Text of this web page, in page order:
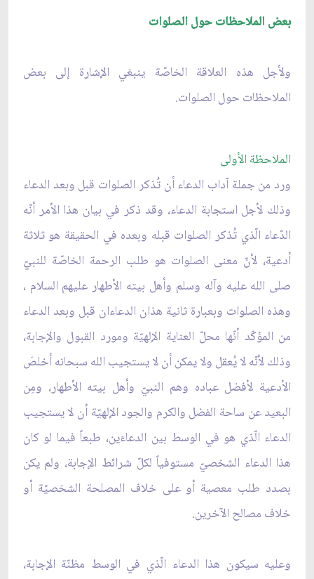
بعض الملاحظات حول الصلوات
ولأجل هذه العلاقة الخاصّة ينبغي الإشارة إلى بعض
الملاحظات حول الصلوات.
الملاحظة الأولى
ورد من جملة آداب الدعاء أن تُذكر الصلوات قبل وبعد الدعاء
وذلك لأجل استجابة الدعاء، وقد ذكر في بيان هذا الأمر أنّه
الدّعاء الّذي تُذكر الصلوات قبله وبعده في الحقيقة هو ثلاثة
أدعية، لأنّ معنى الصلوات هو طلب الرحمة الخاصّة للنبيّ
صلى الله عليه وآله وسلم وأهل بيته الأطهار عليهم السلام ،
وهذه الصلوات وبعبارة ثانية هذان الدعاءان قبل وبعد الدعاء
من المؤكّد أنّها محلّ العناية الإلهيّة ومورد القبول والإجابة،
وذلك لأنّه لا يُعقل ولا يمكن أن لا يستجيب الله سبحانه أخلصَ
الأدعية لأفضل عباده وهم النبيّ وأهل بيته الأطهار، ومِن
البعيد عن ساحة الفضل والكرم والجود الإلهيّة أن لا يستجيب
الدعاء الّذي هو في الوسط بين الدعاءَين، طبعاً فيما لو كان
هذا الدعاء الشخصيّ مستوفياً لكلّ شرائط الإجابة، ولم يكن
بصدد طلب معصية أو على خلاف المصلحة الشخصيّة أو
خلاف مصالح الآخرين.
وعليه سيكون هذا الدعاء الّذي في الوسط مظنّة الإجابة،